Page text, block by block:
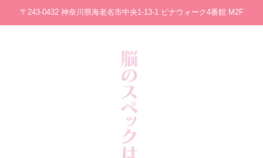
〒243-0432 神奈川県海老名市中央1-13-1 ビナウォーク4番館 M2F